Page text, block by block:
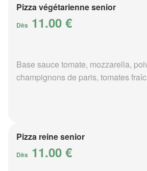
Pizza végétarienne senior
Dès 11.00 €
Base sauce tomate, mozzarella,
champignons de paris, tomates
Pizza reine senior
Dès 11.00 €